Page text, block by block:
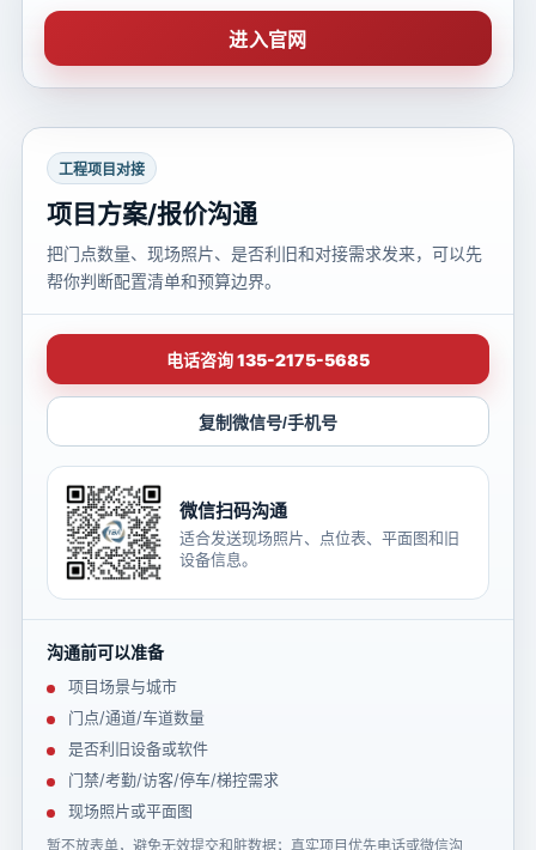
进入官网
工程项目对接
项目方案/报价沟通
把门点数量、现场照片、是否利旧和对接需求发来，可以先
帮你判断配置清单和预算边界。
电话咨询 135-2175-5685
复制微信号/手机号
微信扫码沟通
适合发送现场照片、点位表、平面图和旧
设备信息。
沟通前可以准备
项目场景与城市
门点/通道/车道数量
是否利旧设备或软件
门禁/考勤/访客/停车/梯控需求
现场照片或平面图
暂不放表单，避免无效提交和脏数据；真实项目优先电话或微信沟